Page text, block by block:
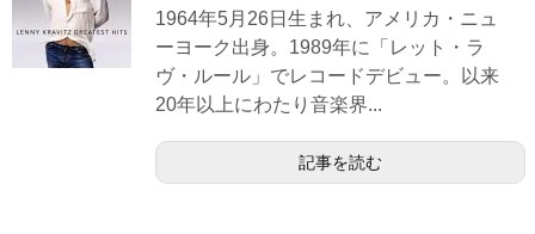
1964年5月26日生まれ、アメリカ・ニュ
ーヨーク出身。1989年に「レット・ラ
ヴ・ルール」でレコードデビュー。以来
20年以上にわたり音楽界...
記事を読む